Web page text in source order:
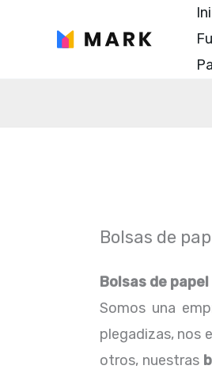
Bolsas de
Bolsas de
Somos una
plegadizas, nos
otros, nuestras